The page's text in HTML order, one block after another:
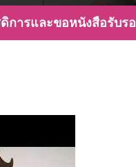
ารและขอหนังสือรับรอ